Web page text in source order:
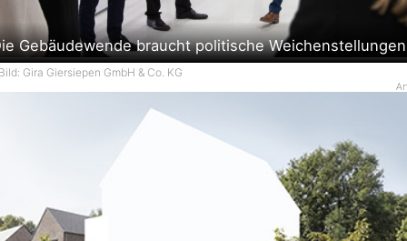
Gebäudewende braucht politische Weichenstellungen
Gira Giersiepen GmbH & Co. KG